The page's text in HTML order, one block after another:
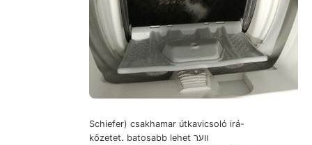
Schiefer) csakhamar útkavicsoló irá-
kőzetet. batosabb lehet װער